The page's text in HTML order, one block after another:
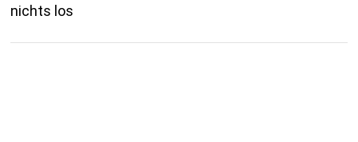
nichts los